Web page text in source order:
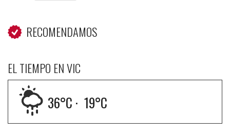
RECOMENDAMOS
EL TIEMPO EN VIC
36°C · 19°C